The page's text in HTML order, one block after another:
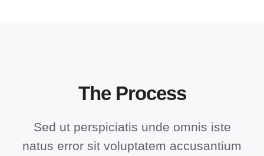
The Process
Sed ut perspiciatis unde omnis iste
natus error sit voluptatem accusantium